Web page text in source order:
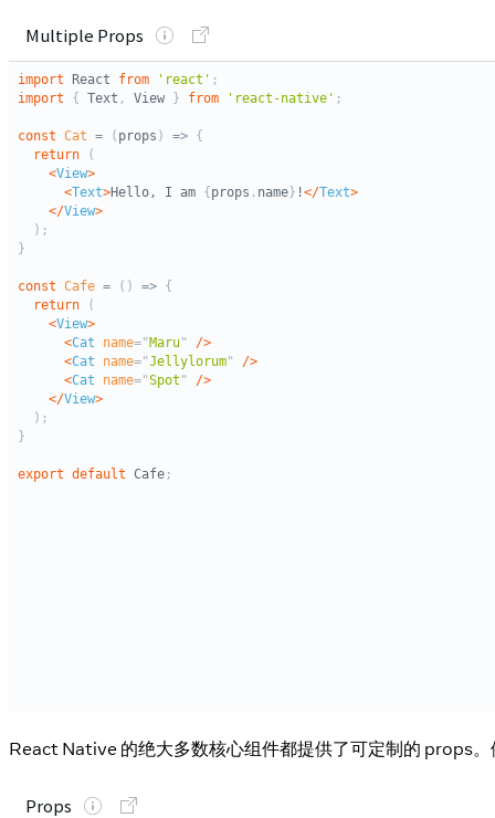
React Native 的绝大多数核心组件都提供了可定制的 props